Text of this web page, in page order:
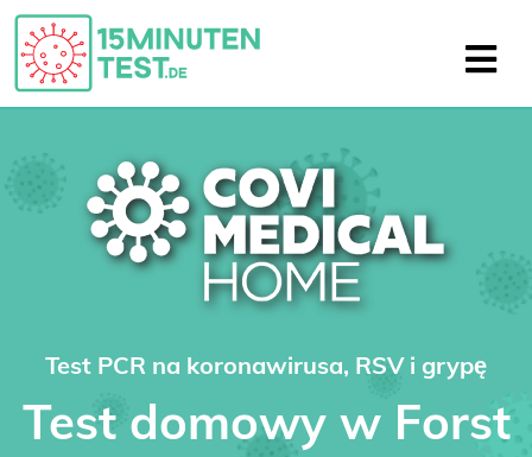
Test PCR na koronawirusa, RSV i grypę
Test domowy w Forst